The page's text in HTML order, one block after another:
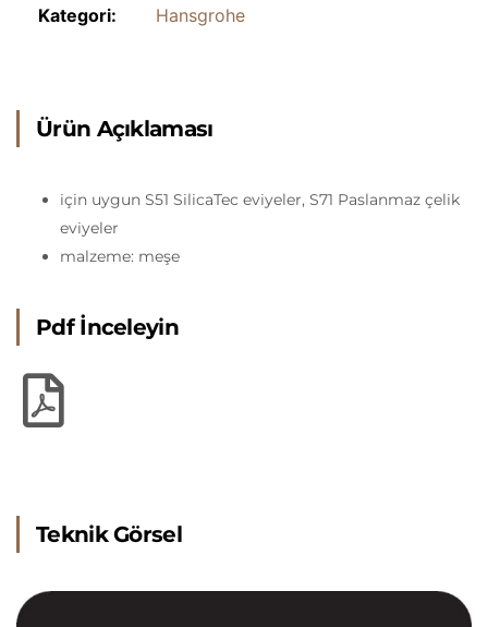
Kategori: Hansgrohe
Ürün Açıklaması
için uygun S51 SilicaTec eviyeler, S71 Paslanmaz çelik
eviyeler
malzeme: meşe
Pdf İnceleyin
Teknik Görsel